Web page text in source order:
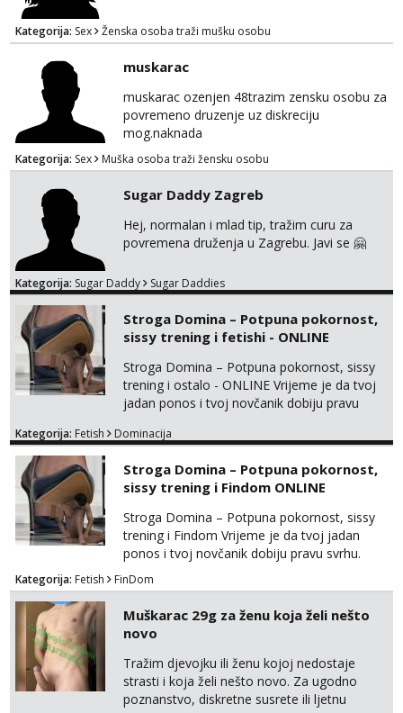
Kategorija: Sex Ženska osoba traži mušku osobu
muskarac
muskarac ozenjen 48trazim zensku osobu za
povremeno druzenje uz diskreciju
mog.naknada
Kategorija: Sex Muška osoba traži žensku osobu
Sugar Daddy Zagreb
Hej, normalan i mlad tip, tražim curu za
povremena druženja u Zagrebu. Javi se 🤗
Kategorija: Sugar Daddy Sugar Daddies
Stroga Domina – Potpuna pokornost,
sissy trening i fetishi - ONLINE
Stroga Domina – Potpuna pokornost, sissy
trening i ostalo - ONLINE Vrijeme je da tvoj
jadan ponos i tvoj novčanik dobiju pravu
Domina preuzima potpunu kontrolu nad
isključivo ozbiljni, solventni i poslušni subovi
koji žude za strogim zapovijedima, sissy
transformacijom (rublje, elegancija) i
potpunim psiholo...
Kategorija: Fetish Dominacija
Stroga Domina – Potpuna pokornost,
sissy trening i Findom ONLINE
Stroga Domina – Potpuna pokornost, sissy
trening i Findom Vrijeme je da tvoj jadan
ponos i tvoj novčanik dobiju pravu svrhu.
Inteligentna, hladna i beskompromisna
Domina preuzima potpunu kontrolu nad
tvojim umom i financijama. Zanimaju me
isključivo ozbiljni, solventni i poslušni subovi
koji žude za strogim zapovijedima, sissy
transformacijom (rublje, elegancija) i
potpunim psihološkim treni...
Kategorija: Fetish FinDom
Muškarac 29g za ženu koja želi nešto
novo
Tražim djevojku ili ženu kojoj nedostaje
strasti i koja želi nešto novo. Za ugodno
poznanstvo, diskretne susrete ili ljetnu